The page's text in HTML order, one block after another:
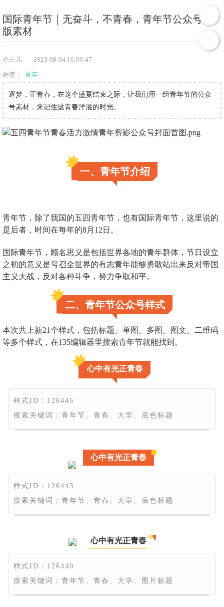
国际青年节｜无奋斗，不青春，青年节公众号模
版素材
小三儿
2023-08-04 16:00:47
标签： 青年
逐梦，正青春，在这个盛夏结束之际，让我们用一组青年节的公众
号素材，来记住这青春洋溢的时光。
一、青年节介绍
青年节，除了我国的五四青年节，也有国际青年节，这里说的
是后者，时间在每年的8月12日。
国际青年节，顾名思义是包括世界各地的青年群体，节日设立
之初的意义是号召全世界的有志青年能够勇敢站出来反对帝国
主义大战，反对各种斗争，努力争取和平。
二、青年节公众号样式
本次共上新21个样式，包括标题、单图、多图、图文、二维码
等多个样式，在135编辑器里搜索青年节就能找到。
心中有光正青春
样式ID：126445
搜索关键词：青年节、青春、大学、底色标题
心中有光正青春
样式ID：126443
搜索关键词：青年节、青春、大学、底色标题
心中有光正青春
样式ID：126440
搜索关键词：青年节、青春、大学、图片标题